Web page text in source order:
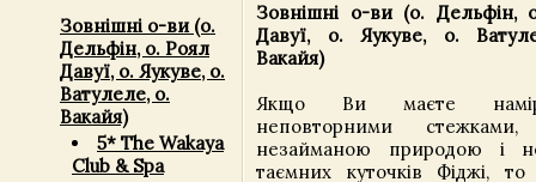
Зовнішні о-ви (о.
Дельфін, о. Роял
Давуї, о. Яукуве, о.
Ватулеле, о.
Вакайя)
5* The Wakaya
Club & Spa
Зовнішні о-ви (о. Дельфін,
Давуї, о. Яукуве, о.
Вакайя)
Якщо Ви маєте намір
неповторними стежками,
незайманою природою і
таємних куточків Фіджі,